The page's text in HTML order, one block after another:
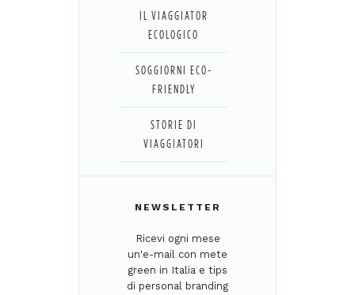
IL VIAGGIATOR
ECOLOGICO
SOGGIORNI ECO-
FRIENDLY
STORIE DI
VIAGGIATORI
NEWSLETTER
Ricevi ogni mese
un'e-mail con mete
green in Italia e tips
di personal branding